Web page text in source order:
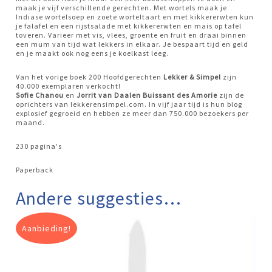
maak je vijf verschillende gerechten. Met wortels maak je
Indiase wortelsoep en zoete worteltaart en met kikkererwten kun
je falafel en een rijstsalade met kikkererwten en mais op tafel
toveren. Varieer met vis, vlees, groente en fruit en draai binnen
een mum van tijd wat lekkers in elkaar. Je bespaart tijd en geld
en je maakt ook nog eens je koelkast leeg.
Van het vorige boek 200 Hoofdgerechten Lekker & Simpel zijn
40.000 exemplaren verkocht!
Sofie Chanou enJorrit van Daalen Buissant des Amorie zijn de
oprichters van lekkerensimpel.com. In vijf jaar tijd is hun blog
explosief gegroeid en hebben ze meer dan 750.000 bezoekers per
maand.
230 pagina's
Paperback
Andere suggesties…
Aanbieding!